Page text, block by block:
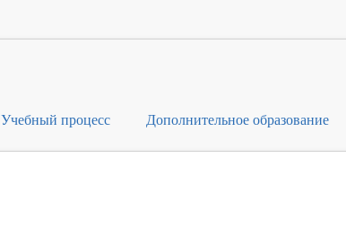
Учебный процесс Дополнительное образование